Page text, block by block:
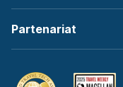
Partenariat